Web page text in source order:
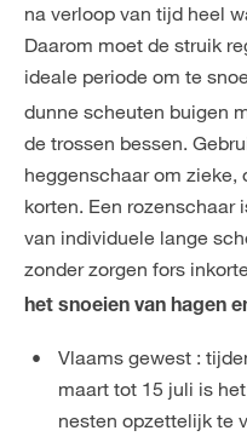
na verloop van tijd heel
Daarom moet de struik
ideale periode om te
dunne scheuten buigen
de trossen bessen.
heggenschaar om zieke,
korten. Een rozenschaar
van individuele lange
zonder zorgen fors
het snoeien van hagen
Vlaams gewest :
maart tot 15 juli is
nesten opzettelijk te